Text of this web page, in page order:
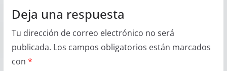
Deja una respuesta
Tu dirección de correo electrónico no será
publicada. Los campos obligatorios están marcados
con *